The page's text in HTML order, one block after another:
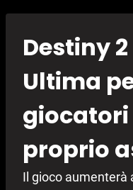
Destiny
Ultima
proprio
Il gioco aumenterà